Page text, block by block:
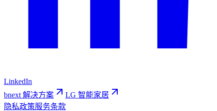
LinkedIn
bnext 解决方案
LG 智能家居
隐私政策服务条款